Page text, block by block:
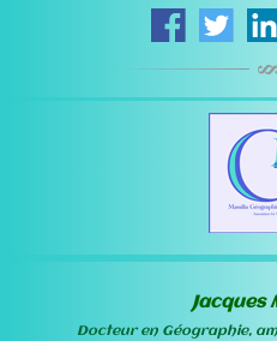
Jacques
Docteur en Géographie,